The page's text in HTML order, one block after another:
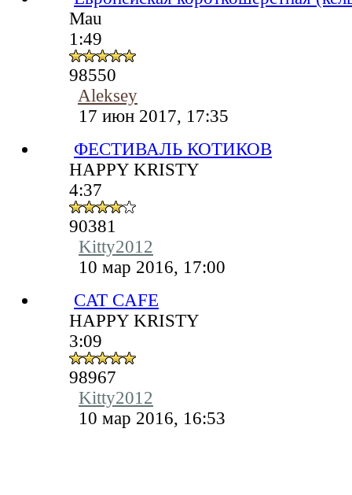
Mau
1:49
98550
Aleksey
17 июн 2017, 17:35
ФЕСТИВАЛЬ КОТИКОВ
HAPPY KRISTY
4:37
90381
Kitty2012
10 мар 2016, 17:00
CAT CAFE
HAPPY KRISTY
3:09
98967
Kitty2012
10 мар 2016, 16:53